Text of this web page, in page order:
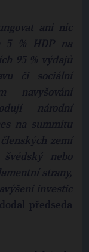
ani nic
5 % HDP na
95 % výdajů
či sociální
navyšování
národní
na summitu
zemí
nebo
strany,
investic
předseda